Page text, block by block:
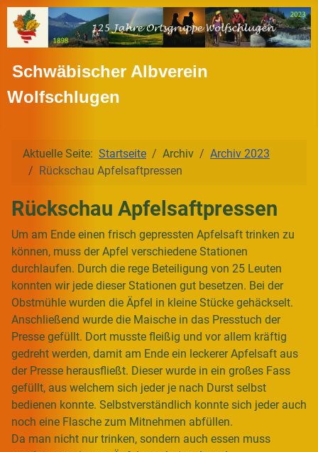
Schwäbischer Albverein
Wolfschlugen
Aktuelle Seite: Startseite Archiv
Archiv 2023
Rückschau Apfelsaftpressen
Rückschau Apfelsaftpressen
Um am Ende einen frisch gepressten Apfelsaft trinken zu
können, muss der Apfel verschiedene Stationen
durchlaufen. Durch die rege Beteiligung von 25 Leuten
konnten wir jede dieser Stationen gut besetzen. Bei der
Obstmühle wurden die Äpfel in kleine Stücke gehäckselt.
Anschließend wurde die Maische in das Presstuch der
Presse gefüllt. Dort musste fleißig und vor allem kräftig
gedreht werden, damit am Ende ein leckerer Apfelsaft aus
der Presse herausfließt. Dieser wurde in ein großes Fass
gefüllt, aus welchem sich jeder je nach Durst selbst
bedienen konnte. Selbstverständlich konnte sich jeder auch
noch eine Flasche zum Mitnehmen abfüllen.
Da man nicht nur trinken, sondern auch essen muss